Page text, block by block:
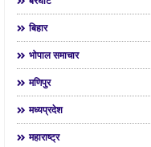
बिहार
भोपाल समाचार
मणिपुर
मध्यप्रदेश
महाराष्ट्र